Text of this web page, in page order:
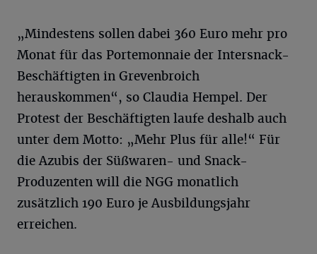
„Mindestens sollen dabei 360 Euro mehr pro
Monat für das Portemonnaie der Intersnack-
Beschäftigten in Grevenbroich
herauskommen“, so Claudia Hempel. Der
Protest der Beschäftigten laufe deshalb auch
unter dem Motto: „Mehr Plus für alle!“ Für
die Azubis der Süßwaren- und Snack-
Produzenten will die NGG monatlich
zusätzlich 190 Euro je Ausbildungsjahr
erreichen.